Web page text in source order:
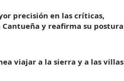
precisión en las críticas,
y reafirma su postura
viajar a la sierra y a las villas